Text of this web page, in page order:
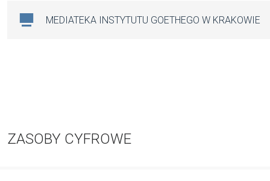
MEDIATEKA INSTYTUTU GOETHEGO W KRAKOWIE
ZASOBY CYFROWE